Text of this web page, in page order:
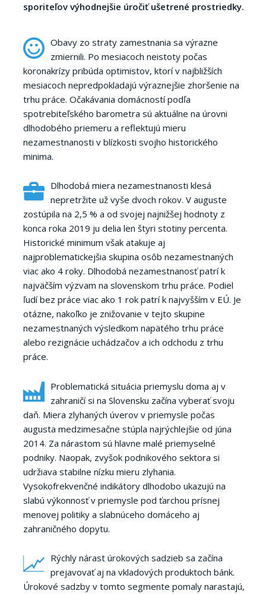
sporiteľov výhodnejšie úročiť ušetrené prostriedky.
Obavy zo straty zamestnania sa výrazne
zmiernili. Po mesiacoch neistoty počas
koronakrízy pribúda optimistov, ktorí v najbližších
mesiacoch nepredpokladajú výraznejšie zhoršenie na
trhu práce. Očakávania domácností podľa
spotrebiteľského barometra sú aktuálne na úrovni
dlhodobého priemeru a reflektujú mieru
nezamestnanosti v blízkosti svojho historického
minima.
Dlhodobá miera nezamestnanosti klesá
nepretržite už vyše dvoch rokov. V auguste
zostúpila na 2,5 % a od svojej najnižšej hodnoty z
konca roka 2019 ju delia len štyri stotiny percenta.
Historické minimum však atakuje aj
najproblematickejšia skupina osôb nezamestnaných
viac ako 4 roky. Dlhodobá nezamestnanosť patrí k
najväčším výzvam na slovenskom trhu práce. Podiel
ľudí bez práce viac ako 1 rok patrí k najvyšším v EÚ. Je
otázne, nakoľko je znižovanie v tejto skupine
nezamestnaných výsledkom napätého trhu práce
alebo rezignácie uchádzačov a ich odchodu z trhu
práce.
Problematická situácia priemyslu doma aj v
zahraničí si na Slovensku začína vyberať svoju
daň. Miera zlyhaných úverov v priemysle počas
augusta medzimesačne stúpla najrýchlejšie od júna
2014. Za nárastom sú hlavne malé priemyselné
podniky. Naopak, zvyšok podnikového sektora si
udržiava stabilne nízku mieru zlyhania.
Vysokofrekvenčné indikátory dlhodobo ukazujú na
slabú výkonnosť v priemysle pod ťarchou prísnej
menovej politiky a slabnúceho domáceho aj
zahraničného dopytu.
Rýchly nárast úrokových sadzieb sa začína
prejavovať aj na vkladových produktoch bánk.
Úrokové sadzby v tomto segmente pomaly narastajú,